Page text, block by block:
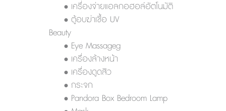
• เครื่องจ่ายแอลกอฮอล์อัตโนมัติ
• ตู้อบฆ่าเชื้อ UV
Beauty
• Eye Massageg
• เครื่องล้างหน้า
• เครื่องดูดสิว
• กระจก
• Pandora Box Bedroom Lamp